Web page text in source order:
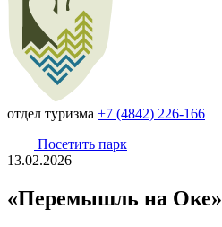
отдел туризма +7 (4842) 226-166
Посетить парк
13.02.2026
«Перемышль на Оке»